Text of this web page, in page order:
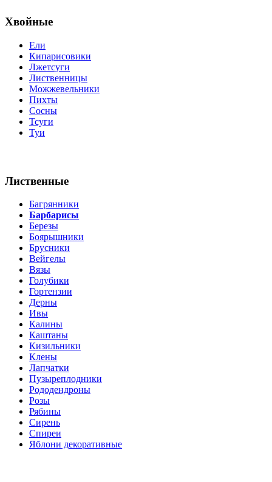
Хвойные
Ели
Кипарисовики
Лжетсуги
Лиственницы
Можжевельники
Пихты
Сосны
Тсуги
Туи
Лиственные
Багрянники
Барбарисы
Березы
Боярышники
Брусники
Вейгелы
Вязы
Голубики
Гортензии
Дерны
Ивы
Калины
Каштаны
Кизильники
Клены
Лапчатки
Пузыреплодники
Рододендроны
Розы
Рябины
Сирень
Спиреи
Яблони декоративные